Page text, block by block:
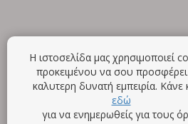
Η ιστοσελίδα μας χρησιμοποιεί
προκειμένου να σου προσφέρει
καλυτερη δυνατή εμπειρία. Κάνε
εδώ
για να ενημερωθείς για τους